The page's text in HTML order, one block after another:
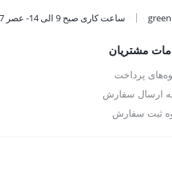
ساعت کاری صبح 9 الی 14- عصر 17 الی 22 به غیر از تعطیلات رسمی
مشتریان
پرداخت
ارسال سفارش
ثبت سفارش